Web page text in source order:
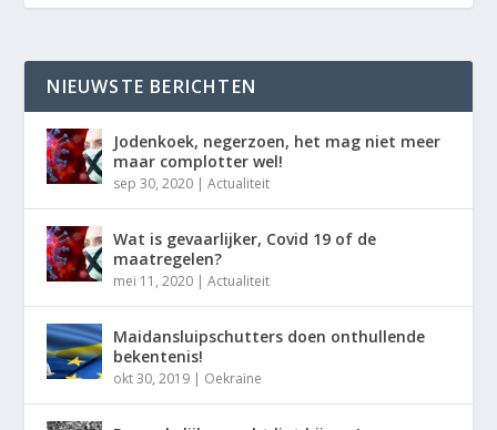
NIEUWSTE BERICHTEN
Jodenkoek, negerzoen, het mag niet meer
maar complotter wel!
sep 30, 2020 |Actualiteit
Wat is gevaarlijker, Covid 19 of de
maatregelen?
mei 11, 2020 |Actualiteit
Maidansluipschutters doen onthullende
bekentenis!
okt 30, 2019 | Oekraïne